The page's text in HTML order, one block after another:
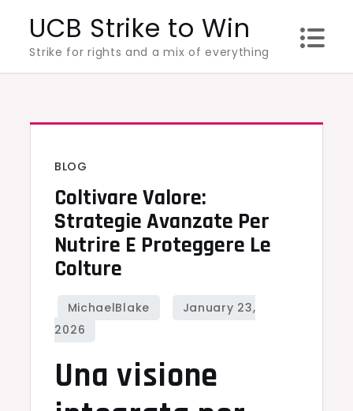
content
UCB Strike to Win
Strike for rights and a mix of everything
BLOG
Coltivare Valore:
Strategie Avanzate Per
Nutrire E Proteggere Le
Colture
Una visione